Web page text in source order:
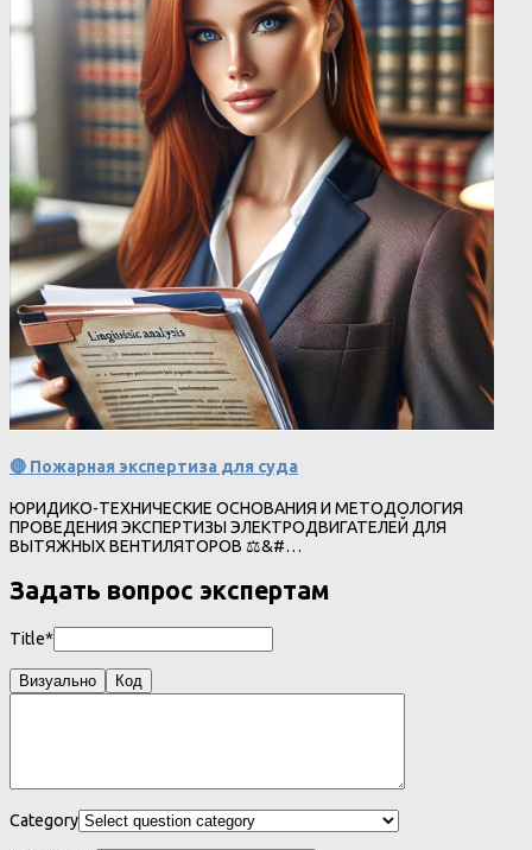
🔴 Пожарная экспертиза для суда
ЮРИДИКО-ТЕХНИЧЕСКИЕ ОСНОВАНИЯ И МЕТОДОЛОГИЯ
ПРОВЕДЕНИЯ ЭКСПЕРТИЗЫ ЭЛЕКТРОДВИГАТЕЛЕЙ ДЛЯ
ВЫТЯЖНЫХ ВЕНТИЛЯТОРОВ ⚖&#…
Задать вопрос экспертам
Title*
Визуально Код
Category